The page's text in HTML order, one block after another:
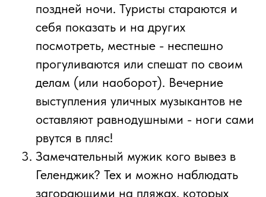
поздней ночи. Туристы стараются и
себя показать и на других
посмотреть, местные - неспешно
прогуливаются или спешат по своим
делам (или наоборот). Вечерние
выступления уличных музыкантов не
оставляют равнодушными - ноги сами
рвутся в пляс!
Замечательный мужик кого вывез в
Геленджик? Тех и можно наблюдать
загорающими на пляжах, которых